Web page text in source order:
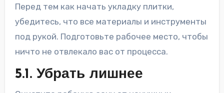
Перед тем как начать укладку плитки,
убедитесь, что все материалы и инструменты
под рукой. Подготовьте рабочее место, чтобы
ничто не отвлекало вас от процесса.
5.1. Убрать лишнее